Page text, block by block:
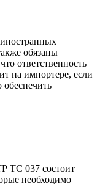
обязаны
ответственность
на импортере, если
обеспечить
ТС 037 состоит
необходимо